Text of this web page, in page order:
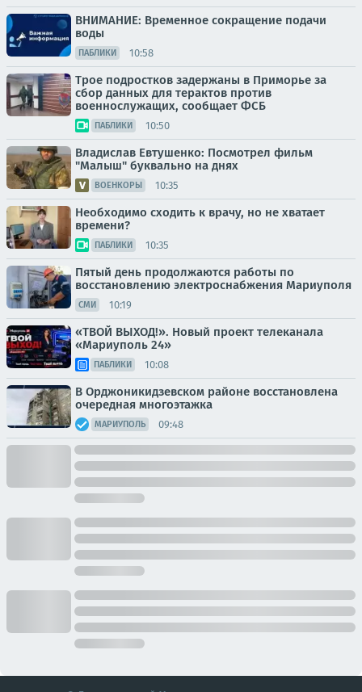
ВНИМАНИЕ: Временное сокращение подачи
воды
ПАБЛИКИ 10:58
Трое подростков задержаны в Приморье за
сбор данных для терактов против
военнослужащих, сообщает ФСБ
ПАБЛИКИ 10:50
Владислав Евтушенко: Посмотрел фильм
"Малыш" буквально на днях
ВОЕНКОРЫ 10:35
Необходимо сходить к врачу, но не хватает
времени?
ПАБЛИКИ 10:35
Пятый день продолжаются работы по
восстановлению электроснабжения Мариуполя
СМИ 10:19
«ТВОЙ ВЫХОД!». Новый проект телеканала
«Мариуполь 24»
ПАБЛИКИ 10:08
В Орджоникидзевском районе восстановлена
очередная многоэтажка
МАРИУПОЛЬ 09:48